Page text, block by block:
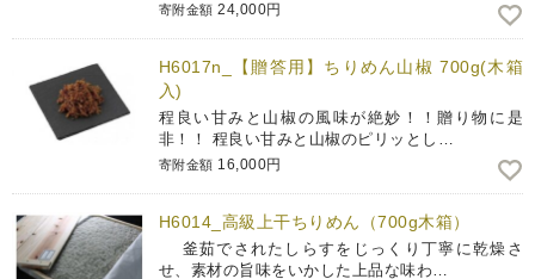
寄附金額 24,000円
H6017n_【贈答用】ちりめん山椒 700g(木箱
入)
程良い甘みと山椒の風味が絶妙！！贈り物に是
非！！ 程良い甘みと山椒のピリッとし…
寄附金額 16,000円
H6014_高級上干ちりめん（700g木箱）
釜茹でされたしらすをじっくり丁寧に乾燥さ
せ、素材の旨味をいかした上品な味わ…